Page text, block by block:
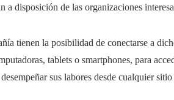
a disposición de las organizaciones
tienen la posibilidad de conectarse a
tablets o smartphones, para
sus labores desde cualquier